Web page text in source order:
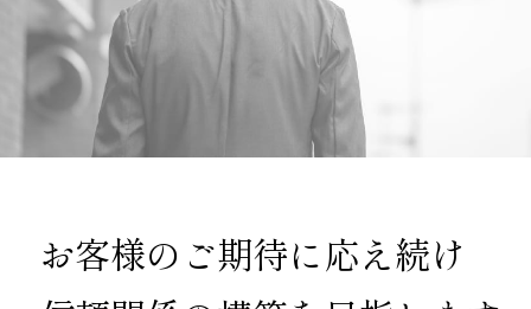
お客様のご期待に応え続け